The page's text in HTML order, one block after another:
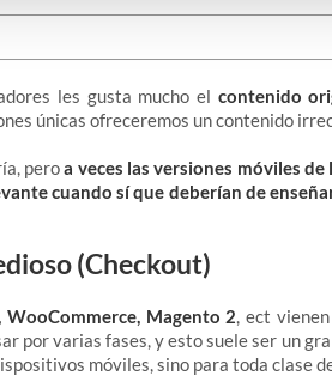
les gusta mucho el contenido
únicas ofreceremos un contenido
peroa veces las versiones móviles
cuando sí que deberían de
(Checkout)
WooCommerce, Magento 2 , ect
por varias fases, y esto suele ser un
móviles, sino para toda clase